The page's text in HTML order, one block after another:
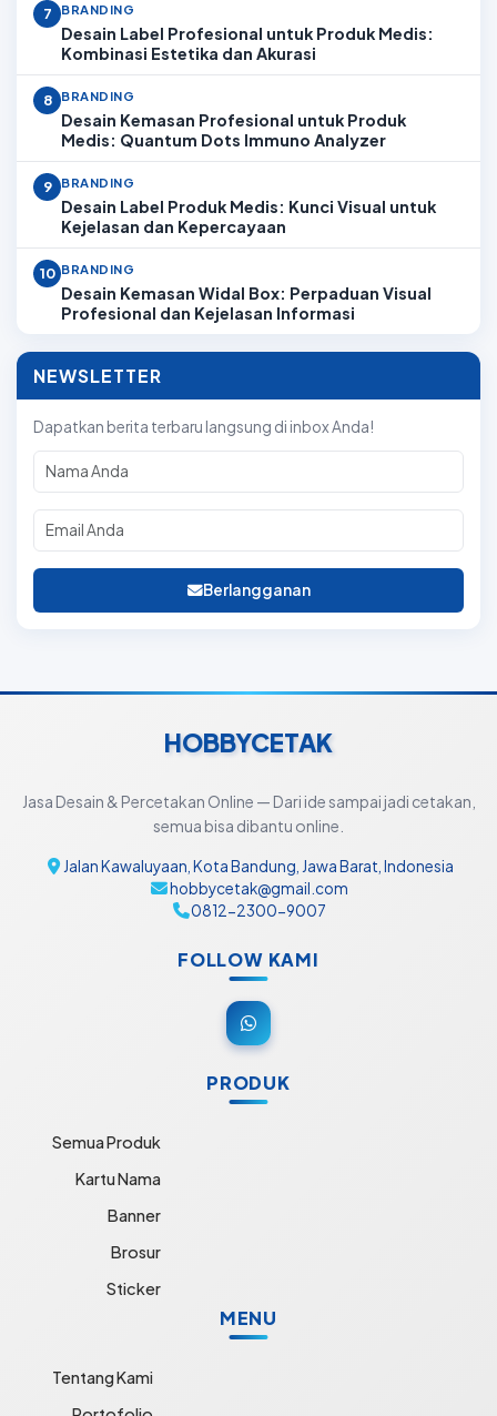
7 BRANDING
Desain Label Profesional untuk Produk Medis:
Kombinasi Estetika dan Akurasi
8 BRANDING
Desain Kemasan Profesional untuk Produk
Medis: Quantum Dots Immuno Analyzer
9 BRANDING
Desain Label Produk Medis: Kunci Visual untuk
Kejelasan dan Kepercayaan
10 BRANDING
Desain Kemasan Widal Box: Perpaduan Visual
Profesional dan Kejelasan Informasi
NEWSLETTER
Dapatkan berita terbaru langsung di inbox Anda!
Berlangganan
HOBBYCETAK
Jasa Desain & Percetakan Online — Dari ide sampai jadi cetakan,
semua bisa dibantu online.
Jalan Kawaluyaan, Kota Bandung, Jawa Barat, Indonesia
hobbycetak@gmail.com
0812-2300-9007
FOLLOW KAMI
PRODUK
Semua Produk
Kartu Nama
Banner
Brosur
Sticker
MENU
Tentang Kami